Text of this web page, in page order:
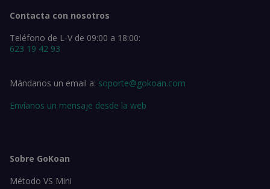
Contacta con nosotros
Teléfono de L-V de 09:00 a 18:00:
623 19 42 93
Mándanos un email a: soporte@gokoan.com
Envíanos un mensaje desde la web
Sobre GoKoan
Método VS Mini